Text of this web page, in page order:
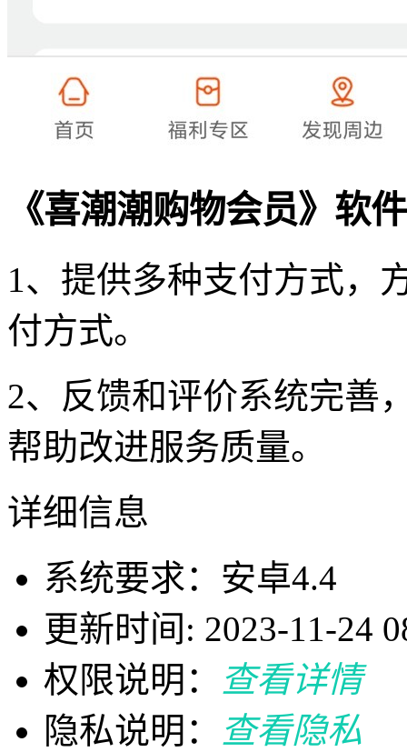
《喜潮潮购物会员》软
1、提供多种支付方式，
付方式。
2、反馈和评价系统完善
帮助改进服务质量。
详细信息
系统要求：安卓4.4
更新时间: 2023-11-24
权限说明：
查看详情
隐私说明：
查看隐私